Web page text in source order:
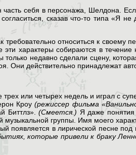
себя в персонажа, Шелдона.
сказав что-то типа «Я
относиться к своему
характеры собираются в
недавно сделали сцену,
Они действительно принадлежат
или четырех недель и играл с
Кроу(режиссер фильма
Биттлз».(Смеется.) Я даже понятия
музыкальной группы. Имя моего
появляется в лирической песне
которые привели к браку